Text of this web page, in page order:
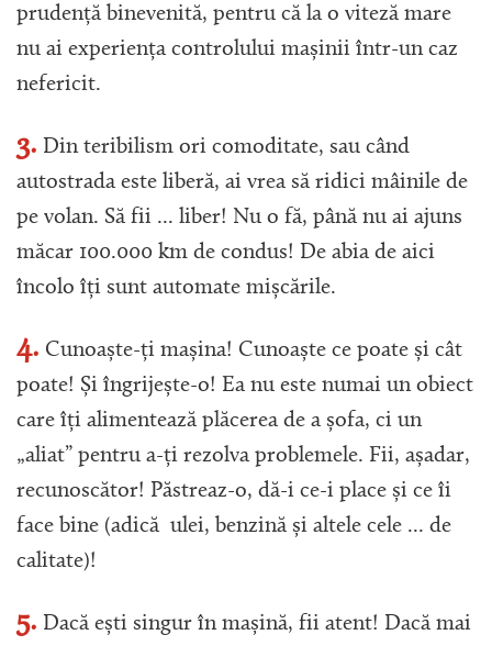
prudență binevenită, pentru că la o viteză mare
nu ai experiența controlului mașinii într-un caz
nefericit.
3. Din teribilism ori comoditate, sau când
autostrada este liberă, ai vrea să ridici mâinile de
pe volan. Să fii ... liber! Nu o fă, până nu ai ajuns
măcar 100.000 km de condus! De abia de aici
încolo îți sunt automate mișcările.
4. Cunoaște-ți mașina! Cunoaște ce poate și cât
poate! Și îngrijește-o! Ea nu este numai un obiect
care îți alimentează plăcerea de a șofa, ci un
„aliat” pentru a-ți rezolva problemele. Fii, așadar,
recunoscător! Păstreaz-o, dă-i ce-i place și ce îi
face bine (adică ulei, benzină și altele cele ... de
calitate)!
5. Dacă ești singur în mașină, fii atent! Dacă mai